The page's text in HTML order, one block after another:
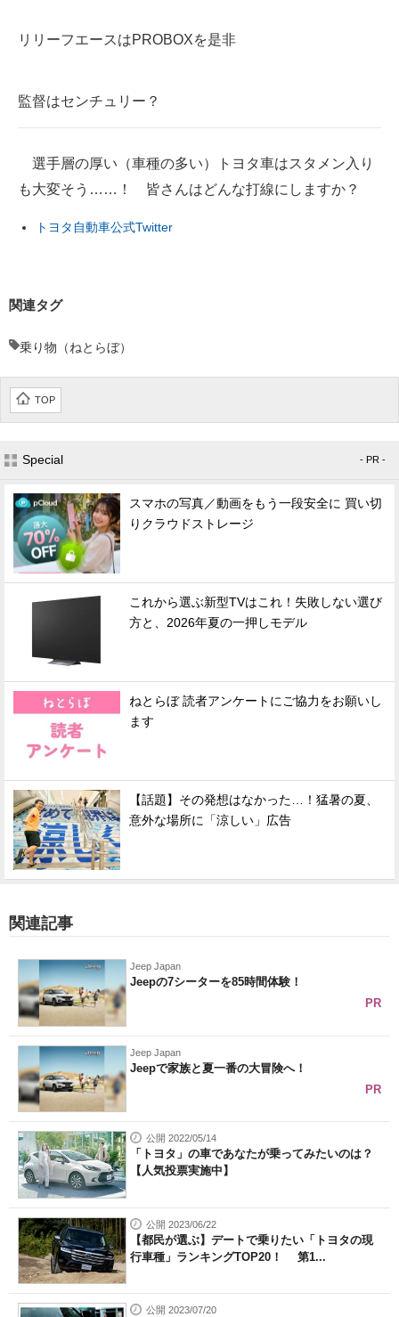
リリーフエースはPROBOXを是非
監督はセンチュリー？
選手層の厚い（車種の多い）トヨタ車はスタメン入り
も大変そう……！ 皆さんはどんな打線にしますか？
トヨタ自動車公式Twitter
関連タグ
乗り物（ねとらぼ）
TOP
Special - PR -
スマホの写真／動画をもう一段安全に 買い切
りクラウドストレージ
これから選ぶ新型TVはこれ！失敗しない選び
方と、2026年夏の一押しモデル
ねとらぼ 読者アンケートにご協力をお願いし
ます
【話題】その発想はなかった…！猛暑の夏、
意外な場所に「涼しい」広告
関連記事
Jeep Japan
Jeepの7シーターを85時間体験！
PR
Jeep Japan
Jeepで家族と夏一番の大冒険へ！
PR
公開 2022/05/14
「トヨタ」の車であなたが乗ってみたいのは？
【人気投票実施中】
公開 2023/06/22
【都民が選ぶ】デートで乗りたい「トヨタの現
行車種」ランキングTOP20！ 第1...
公開 2023/07/20